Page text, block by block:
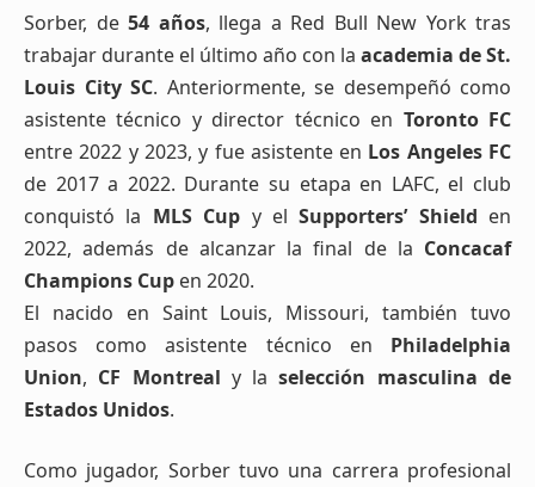
Sorber, de 54 años, llega a Red Bull New York tras
trabajar durante el último año con la academia de St.
Louis City SC. Anteriormente, se desempeñó como
asistente técnico y director técnico en Toronto FC
entre 2022 y 2023, y fue asistente en Los Angeles FC
de 2017 a 2022. Durante su etapa en LAFC, el club
conquistó la MLS Cup y elSupporters’ Shield en
2022, además de alcanzar la final de la Concacaf
Champions Cup en 2020.
El nacido en Saint Louis, Missouri, también tuvo
pasos como asistente técnico en Philadelphia
Union, CF Montreal y laselección masculina de
Estados Unidos.
Como jugador, Sorber tuvo una carrera profesional